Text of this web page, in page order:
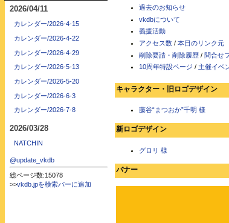
過去のお知らせ
vkdbについて
義援活動
アクセス数 / 本日のリンク元
削除要請・削除履歴 / 問合せ
10周年特設ページ / 主催イベ
キャラクター・旧ロゴデザイン
藤谷“まつおか”千明 様
新ロゴデザイン
グロリ 様
バナー
2026/04/11
カレンダー/2026-4-15
カレンダー/2026-4-22
カレンダー/2026-4-29
カレンダー/2026-5-13
カレンダー/2026-5-20
カレンダー/2026-6-3
カレンダー/2026-7-8
2026/03/28
NATCHIN
@update_vkdb
総ページ数:15078
>>vkdb.jpを検索バーに追加